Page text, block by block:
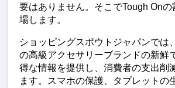
要はありません。そこでTough On
場します。
ショッピングスポウトジャパンでは
の高級アクセサリーブランドの新鮮
得な情報を提供し、消費者の支出削
ます。スマホの保護、タブレットの